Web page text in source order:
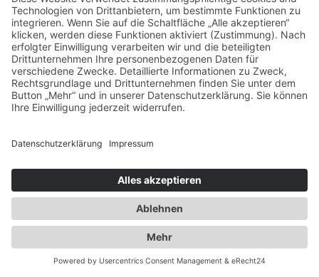
Technische Gase
2014
Umzug innerhalb Heusenstamms in
unsere neuen Räumlichkeiten an der
Martinseestraße 1
2015
2016
Ausbau des Speditionshofes um 4000 qm
2017
Erweiterung der Lagerfläche auf knapp
18000 qm
2018
Implementierung eines